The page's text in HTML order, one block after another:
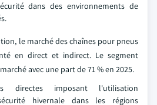
dans des environnements de
le marché des chaînes pour pneus
en direct et indirect. Le segment
avec une part de 71 % en 2025.
directes imposant l'utilisation
hivernale dans les régions